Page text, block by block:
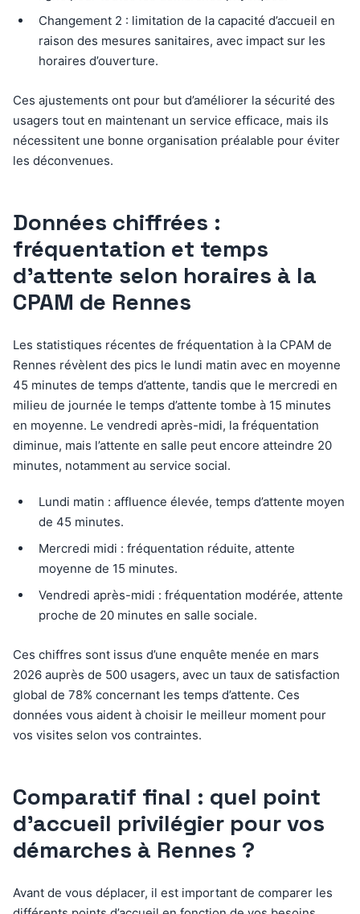
Changement 2 : limitation de la capacité d’accueil en
raison des mesures sanitaires, avec impact sur les
horaires d’ouverture.
Ces ajustements ont pour but d’améliorer la sécurité des
usagers tout en maintenant un service efficace, mais ils
nécessitent une bonne organisation préalable pour éviter
les déconvenues.
Données chiffrées :
fréquentation et temps
d’attente selon horaires à la
CPAM de Rennes
Les statistiques récentes de fréquentation à la CPAM de
Rennes révèlent des pics le lundi matin avec en moyenne
45 minutes de temps d’attente, tandis que le mercredi en
milieu de journée le temps d’attente tombe à 15 minutes
en moyenne. Le vendredi après-midi, la fréquentation
diminue, mais l’attente en salle peut encore atteindre 20
minutes, notamment au service social.
Lundi matin : affluence élevée, temps d’attente moyen
de 45 minutes.
Mercredi midi : fréquentation réduite, attente
moyenne de 15 minutes.
Vendredi après-midi : fréquentation modérée, attente
proche de 20 minutes en salle sociale.
Ces chiffres sont issus d’une enquête menée en mars
2026 auprès de 500 usagers, avec un taux de satisfaction
global de 78% concernant les temps d’attente. Ces
données vous aident à choisir le meilleur moment pour
vos visites selon vos contraintes.
Comparatif final : quel point
d’accueil privilégier pour vos
démarches à Rennes ?
Avant de vous déplacer, il est important de comparer les